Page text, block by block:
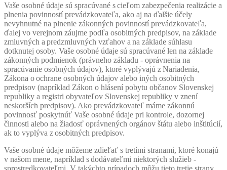
Vaše osobné údaje sú spracúvané s cieľom zabezpečenia realizácie a
plnenia povinností prevádzkovateľa, ako aj na ďalšie účely
nevyhnutné na plnenie zákonných povinností prevádzkovateľa,
ďalej vo verejnom záujme podľa osobitných predpisov, na základe
zmluvných a predzmluvných vzťahov a na základe súhlasu
dotknutej osoby. Vaše osobné údaje sú spracúvané len na základe
zákonných podmienok (právneho základu - oprávnenia na
spracúvanie osobných údajov), ktoré vyplývajú z Nariadenia,
Zákona o ochrane osobných údajov alebo iných osobitných
predpisov (napríklad Zákon o hlásení pobytu občanov Slovenskej
republiky a registri obyvateľov Slovenskej republiky v znení
neskorších predpisov). Ako prevádzkovateľ máme zákonnú
povinnosť poskytnúť Vaše osobné údaje pri kontrole, dozornej
činnosti alebo na žiadosť oprávnených orgánov štátu alebo inštitúcií,
ak to vyplýva z osobitných predpisov.
Vaše osobné údaje môžeme zdieľať s tretími stranami, ktoré konajú
v našom mene, napríklad s dodávateľmi niektorých služieb -
sprostredkovateľmi. V takýchto prípadoch môžu tieto tretie strany